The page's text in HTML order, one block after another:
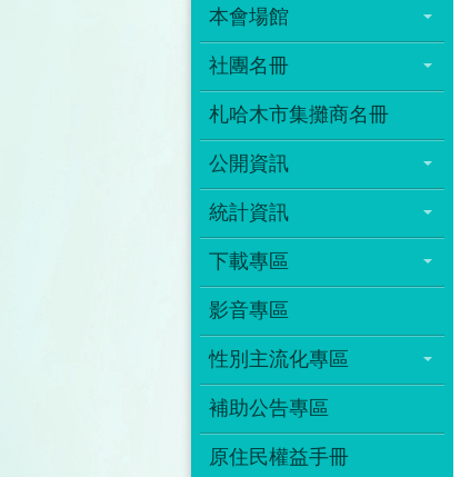
本會場館
社團名冊
札哈木市集攤商名冊
公開資訊
統計資訊
下載專區
影音專區
性別主流化專區
補助公告專區
原住民權益手冊